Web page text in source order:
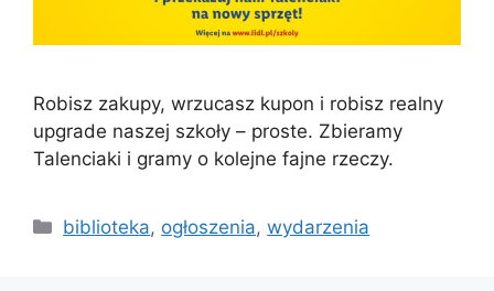
Robisz zakupy, wrzucasz kupon i robisz realny
upgrade naszej szkoły – proste. Zbieramy
Talenciaki i gramy o kolejne fajne rzeczy.
biblioteka, ogłoszenia,wydarzenia